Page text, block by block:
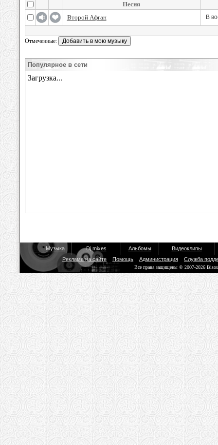
Песня
Второй Афган
В
Отмеченные:
Популярное в сети
Музыка Dj mixes Альбомы
Видеоклипы
Реклама на сайте
Помощь Администрация Служба
Все права защищены © 2007-2026